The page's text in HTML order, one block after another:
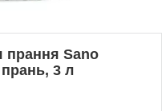
прання Sano
3 л